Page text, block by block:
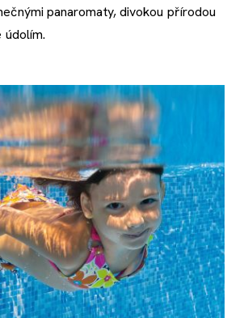
panaromaty, divokou přírodou
údolím.